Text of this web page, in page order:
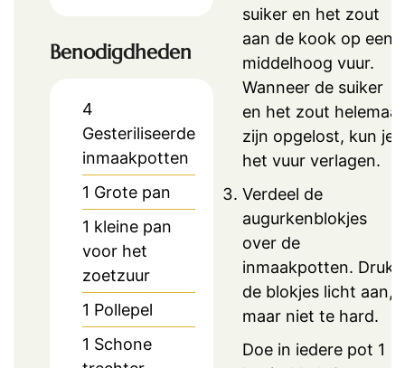
Benodigdheden
4
Gesteriliseerde
inmaakpotten
1 Grote pan
1 kleine pan
voor het
zoetzuur
1 Pollepel
1 Schone
suiker en het zout
aan de kook op een
middelhoog vuur.
Wanneer de suiker
en het zout helemaal
zijn opgelost, kun je
het vuur verlagen.
Verdeel de
augurkenblokjes
over de
inmaakpotten. Druk
de blokjes licht aan,
maar niet te hard.
Doe in iedere pot 1